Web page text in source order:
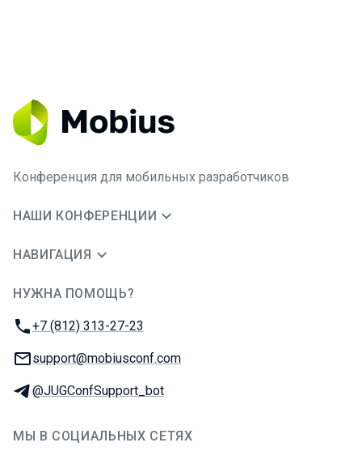
Конференция для мобильных разработчиков
НАШИ КОНФЕРЕНЦИИ
НАВИГАЦИЯ
НУЖНА ПОМОЩЬ?
Телефон:
+7 (812) 313-27-23
E-mail:
support@mobiusconf.com
Телеграм:
@JUGConfSupport_bot
МЫ В СОЦИАЛЬНЫХ СЕТЯХ